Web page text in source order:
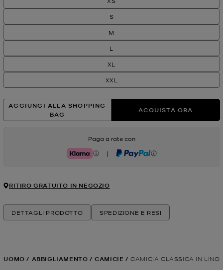
S
M
L
XL
XXL
AGGIUNGI ALLA SHOPPING
BAG
ACQUISTA ORA
Paga a rate con
Klarna | PayPal
RITIRO GRATUITO IN NEGOZIO
DETTAGLI PRODOTTO SPEDIZIONE E RESI
UOMO / ABBIGLIAMENTO / CAMICIE / CAMICIA CLASSICA IN LINO